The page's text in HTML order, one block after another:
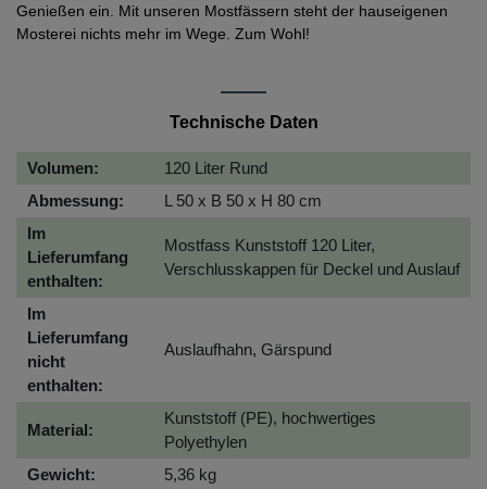
Genießen ein. Mit unseren Mostfässern steht der hauseigenen
Mosterei nichts mehr im Wege. Zum Wohl!
Technische Daten
Volumen:
120 Liter Rund
Abmessung:
L 50 x B 50 x H 80 cm
Im
Lieferumfang
enthalten:
Mostfass Kunststoff 120 Liter,
Verschlusskappen für Deckel und Auslauf
Im
Lieferumfang
nicht
enthalten:
Auslaufhahn, Gärspund
Material:
Kunststoff (PE), hochwertiges
Polyethylen
Gewicht:
5,36 kg